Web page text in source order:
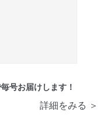
号お届けします！
詳細をみる ＞